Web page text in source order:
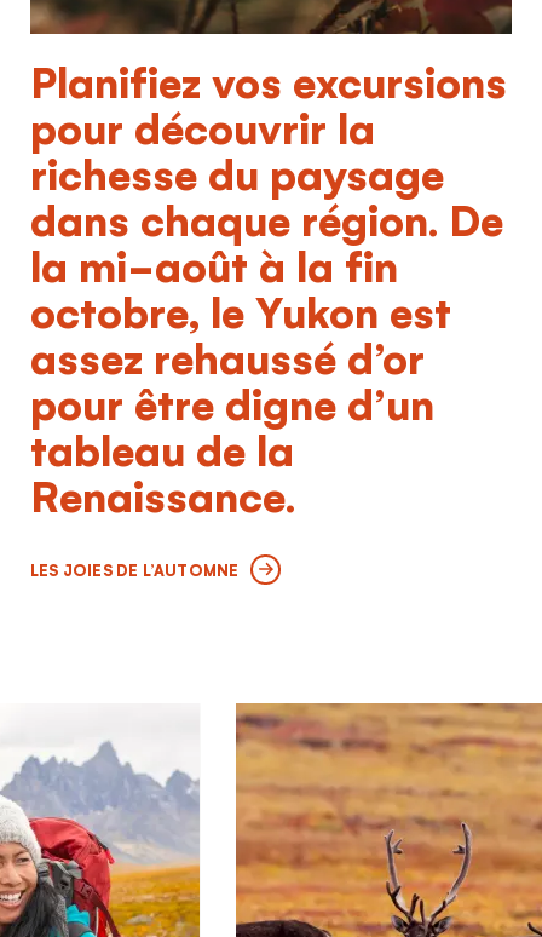
Planifiez vos excursions
pour découvrir la
richesse du paysage
dans chaque région. De
la mi-août à la fin
octobre, le Yukon est
assez rehaussé d’or
pour être digne d’un
tableau de la
Renaissance.
LES JOIES DE L’AUTOMNE